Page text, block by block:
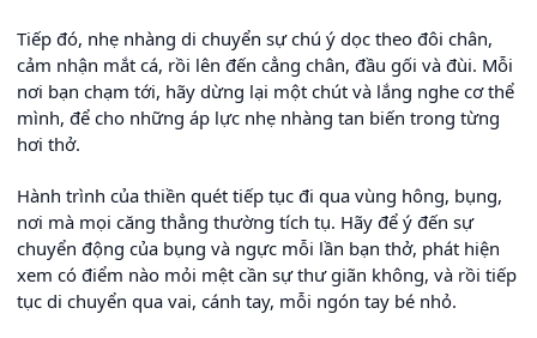
Tiếp đó, nhẹ nhàng di chuyển sự chú ý dọc theo đôi chân,
cảm nhận mắt cá, rồi lên đến cẳng chân, đầu gối và đùi. Mỗi
nơi bạn chạm tới, hãy dừng lại một chút và lắng nghe cơ thể
mình, để cho những áp lực nhẹ nhàng tan biến trong từng
hơi thở.
Hành trình của thiền quét tiếp tục đi qua vùng hông, bụng,
nơi mà mọi căng thẳng thường tích tụ. Hãy để ý đến sự
chuyển động của bụng và ngực mỗi lần bạn thở, phát hiện
xem có điểm nào mỏi mệt cần sự thư giãn không, và rồi tiếp
tục di chuyển qua vai, cánh tay, mỗi ngón tay bé nhỏ.